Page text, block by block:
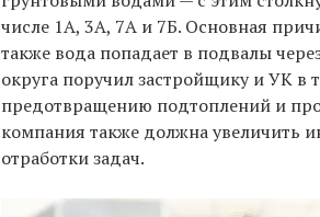
числе 1А, 3А, 7А и 7Б. Основная
также вода попадает в подвалы
округа поручил застройщику и УК в
предотвращению подтоплений и
компания также должна увеличить
отработки задач.